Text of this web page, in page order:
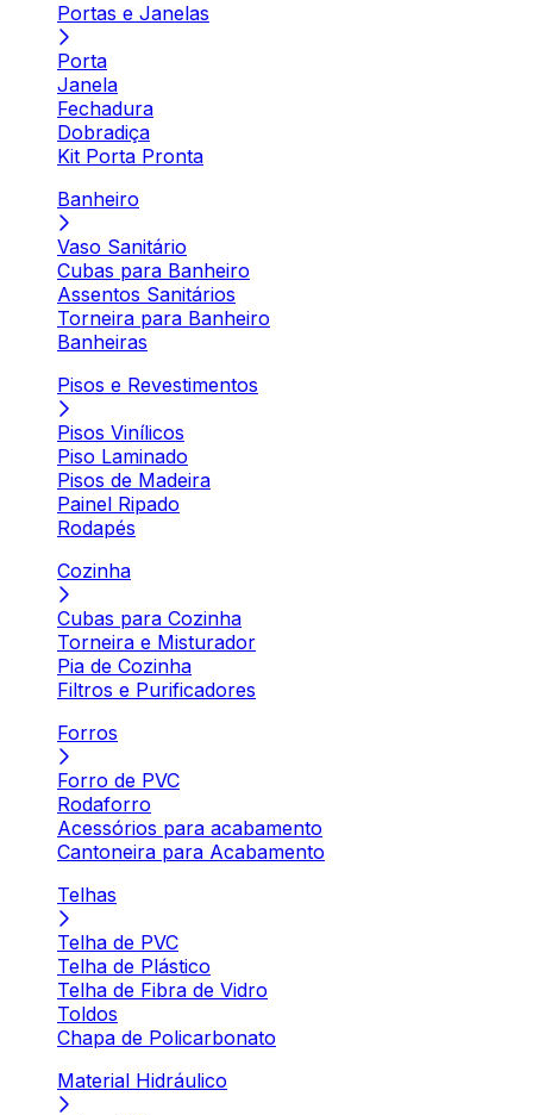
Portas e Janelas
Porta
Janela
Fechadura
Dobradiça
Kit Porta Pronta
Banheiro
Vaso Sanitário
Cubas para Banheiro
Assentos Sanitários
Torneira para Banheiro
Banheiras
Pisos e Revestimentos
Pisos Vinílicos
Piso Laminado
Pisos de Madeira
Painel Ripado
Rodapés
Cozinha
Cubas para Cozinha
Torneira e Misturador
Pia de Cozinha
Filtros e Purificadores
Forros
Forro de PVC
Rodaforro
Acessórios para acabamento
Cantoneira para Acabamento
Telhas
Telha de PVC
Telha de Plástico
Telha de Fibra de Vidro
Toldos
Chapa de Policarbonato
Material Hidráulico